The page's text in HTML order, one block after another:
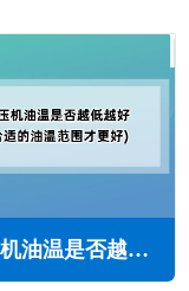
空压机油温是否越低越好(合适的油温范围才更好)